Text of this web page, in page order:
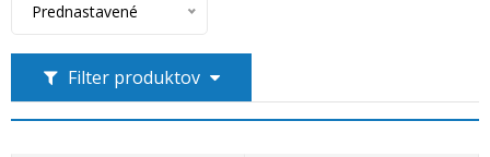
Filter produktov
Prednastavené